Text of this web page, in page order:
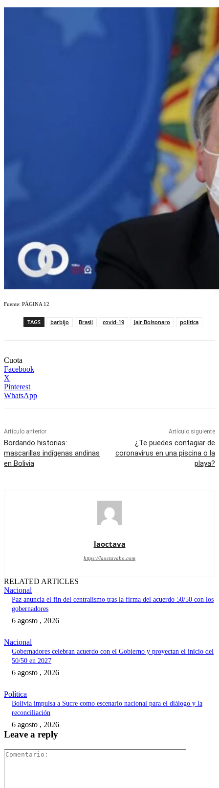
Fuente: PÁGINA 12
TAGS barbijo Brasil covid-19 Jair Bolsonaro política
Cuota
Facebook
X
Pinterest
WhatsApp
Artículo anterior
Bordando historias:
mascarillas indígenas andinas
en Bolivia
Artículo siguiente
¿Te puedes contagiar de
coronavirus en una piscina o la
playa?
laoctava
https://laoctavabo.com
RELATED ARTICLES
Nacional
Paz anuncia el fin del centralismo tras la firma del acuerdo 50/50 con los
gobernadores
6 agosto , 2026
Nacional
Gobernadores celebran acuerdo con el Gobierno y proyectan el inicio del
50/50 en 2027
6 agosto , 2026
Política
Bolivia impulsa a Sucre como escenario nacional para el diálogo y la
reconciliación
6 agosto , 2026
Leave a reply